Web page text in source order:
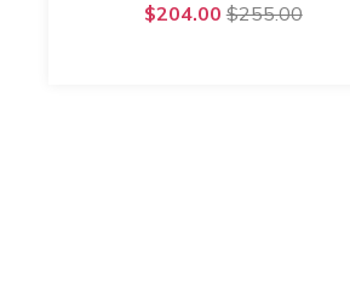
$204.00$255.00